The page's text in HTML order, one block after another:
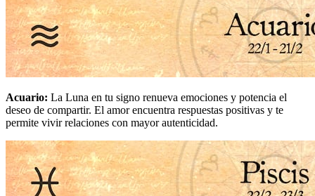
Acuario: La Luna en tu signo renueva emociones y potencia el
deseo de compartir. El amor encuentra respuestas positivas y te
permite vivir relaciones con mayor autenticidad.